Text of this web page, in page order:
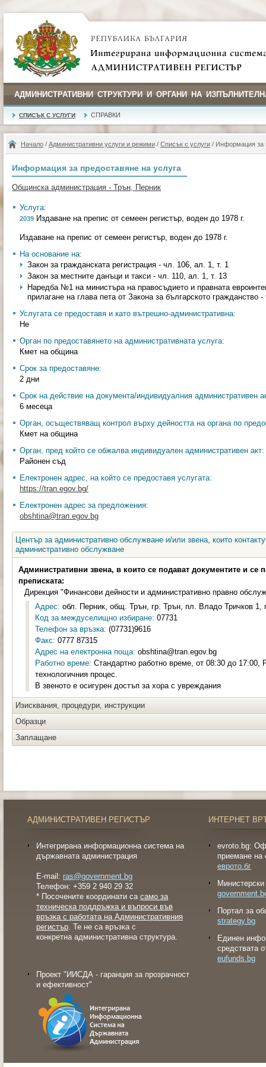
АДМИНИСТРАТИВНИ СТРУКТУРИ И ОРГАНИ НА
СПИСЪК С УСЛУГИ СПРАВКИ
Начало / Административни услуги и режими / Списък с услуги / Информация за
Информация за предоставяне на услуга
Общинска администрация - Трън, Перник
Услуга:
2039 Издаване на препис от семеен регистър, воден до 1978 г.
Издаване на препис от семеен регистър, воден до 1978 г.
На основание на:
Закон за гражданската регистрация - чл. 106, ал. 1, т. 1
Закон за местните данъци и такси - чл. 110, ал. 1, т. 13
Наредба №1 на министъра на правосъдието и правната
прилагане на глава пета от Закона за българското гражданство
Услугата се предоставя и като вътрешно-административна:
Не
Орган по предоставянето на административната услуга:
Кмет на община
Срок за предоставяне:
2 дни
Срок на действие на документа/индивидуалния административен
6 месеца
Орган, осъществяващ контрол върху дейността на органа по
Кмет на община
Орган, пред който се обжалва индивидуален административен акт:
Районен съд
Електронен адрес, на който се предоставя услугата:
https://tran.egov.bg/
Електронен адрес за предложения:
obshtina@tran.egov.bg
Център за административно обслужване и/или звена, които
административно обслужване
Административни звена, в които се подават документите и се
преписката:
Дирекция "Финансови дейности и административно правно
Адрес: обл. Перник, общ. Трън, гр. Трън, пл. Владо Тричков 1,
Код за междуселищно избиране: 07731
Телефон за връзка: (07731)9616
Факс: 0777 87315
Адрес на електронна поща: obshtina@tran.egov.bg
Работно време: Стандартно работно време, от 08:30 до 17:00,
технологичния процес.
В звеното е осигурен достъп за хора с увреждания
Изисквания, процедури, инструкции
Образци
Заплащане
АДМИНИСТРАТИВЕН РЕГИСТЪР
Интегрирана информационна система на
държавната администрация
E-mail: ras@government.bg
Телефон: +359 2 940 29 32
* Посочените координати са само за
техническа поддръжка и въпроси във
връзка с работата на Административния
регистър. Те не са връзка с
конкретна административна структура.
Проект "ИИСДА - гаранция за прозрачност
и ефективност"
ИНТЕРНЕТ
evroto.bg:
приемане на
еврото.бг
Портал за
strategy.bg
Eдинен
средствата
eufunds.bg